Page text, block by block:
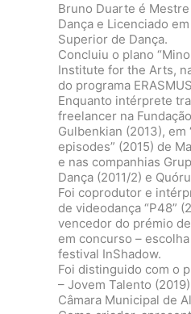
Bruno Duarte é
Dança e Licenciado
Superior de Dança.
Concluiu o plano
Institute for the Arts,
do programa
Enquanto intérprete
freelancer na
Gulbenkian (2013), em
episodes” (2015) de
e nas companhias
Dança (2011/2) e
Foi coprodutor e
de videodança “P48”
vencedor do prémio
em concurso –
festival InShadow.
Foi distinguido com o
– Jovem Talento
Câmara Municipal de